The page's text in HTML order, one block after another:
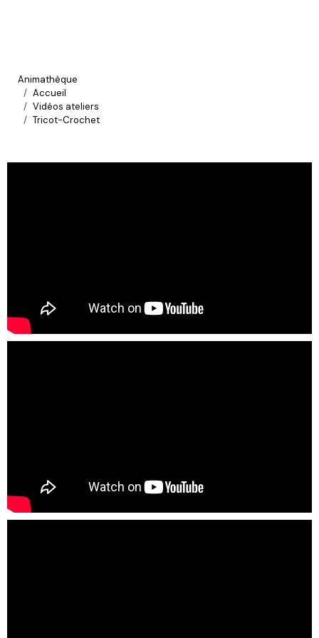
Animathèque
Accueil
Vidéos ateliers
Tricot-Crochet